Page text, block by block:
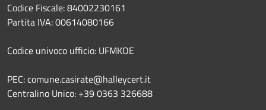
Codice Fiscale: 84002230161
Partita IVA: 00614080166
Codice univoco ufficio: UFMKOE
PEC: comune.casirate@halleycert.it
Centralino Unico: +39 0363 326688